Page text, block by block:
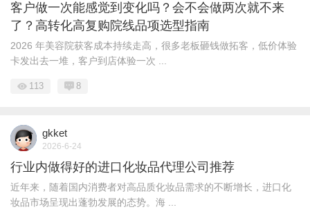
客户做一次能感觉到变化吗？会不会做两次就不来
了？高转化高复购院线品项选型指南
2026 年美容院获客成本持续走高，很多老板砸钱做拓客，低价体验
卡发出去一堆，客户到店体验一次 ...
113 8
gkket
2026-6-24
行业内做得好的进口化妆品代理公司推荐
近年来，随着国内消费者对高品质化妆品需求的不断增长，进口化
妆品市场呈现出蓬勃发展的态势。海 ...